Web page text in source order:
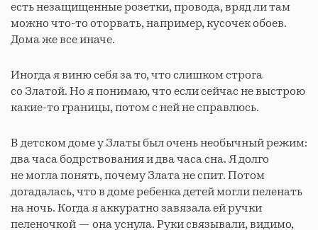
есть незащищенные розетки, провода, вряд ли там
можно что-то оторвать, например, кусочек обоев.
Дома же все иначе.
Иногда я виню себя за то, что слишком строга
со Златой. Но я понимаю, что если сейчас не выстрою
какие-то границы, потом с ней не справлюсь.
В детском доме у Златы был очень необычный режим:
два часа бодрствования и два часа сна. Я долго
не могла понять, почему Злата не спит. Потом
догадалась, что в доме ребенка детей могли пеленать
на ночь. Когда я аккуратно завязала ей ручки
пеленочкой — она уснула. Руки связывали, видимо,